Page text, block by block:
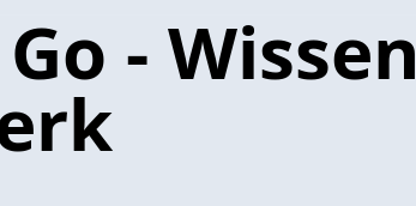
- Wissen